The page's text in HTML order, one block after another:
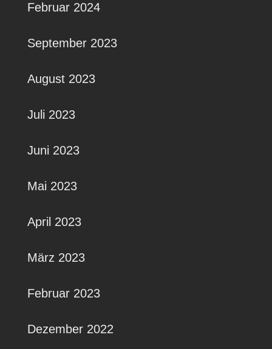
Februar 2024
September 2023
August 2023
Juli 2023
Juni 2023
Mai 2023
April 2023
März 2023
Februar 2023
Dezember 2022